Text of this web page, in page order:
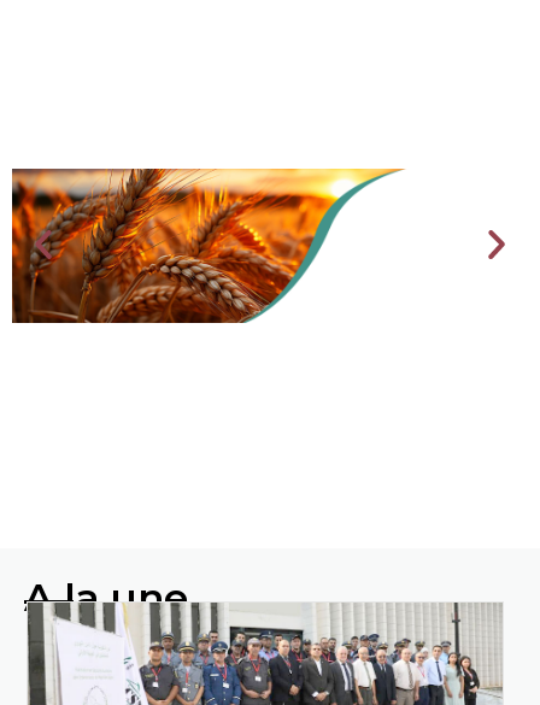
l'agriculture grâce aux techniques
nucléaires : L'engagement de l'Algérie
en faveur des objectifs de
développement durable
A la une